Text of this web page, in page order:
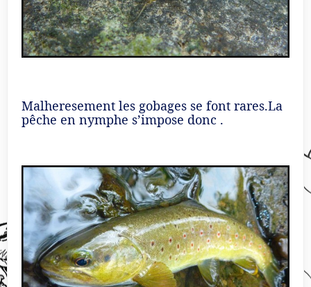
Malheresement les gobages se font rares.La
pêche en nymphe s’impose donc .